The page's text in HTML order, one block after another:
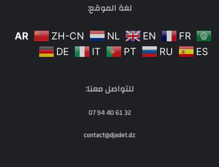
لغة الموقع:
AR ZH-CN NL EN
FR
DE
IT PT RU ES
للتواصل معنا:
32 61 40 94 07
contact@djadet.dz